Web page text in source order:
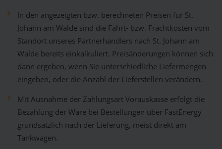
In den angezeigten bzw. berechneten Preisen für St.
Johann am Walde sind die Fahrt- bzw. Frachtkosten vom
Standort unseres Partnerhändlers nach St. Johann am
Walde bereits einkalkuliert. Preisänderungen können sich
dann ergeben, wenn Sie unterschiedliche Liefermengen
eingeben, oder die Anzahl der Lieferstellen verändern.
Mit Ausnahme der Zahlungsart Vorauskasse erfolgt die
Bezahlung der Ware bei Bestellungen über FastEnergy
grundsätzlich nach der Lieferung, meist direkt am
Tankwagen.